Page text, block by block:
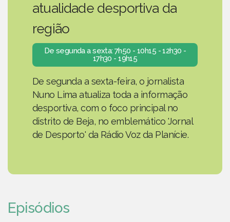
atualidade desportiva da
região
De segunda a sexta: 7h50 - 10h15 - 12h30 -
17h30 - 19h15
De segunda a sexta-feira, o jornalista
Nuno Lima atualiza toda a informação
desportiva, com o foco principal no
distrito de Beja, no emblemático 'Jornal
de Desporto' da Rádio Voz da Planície.
Episódios